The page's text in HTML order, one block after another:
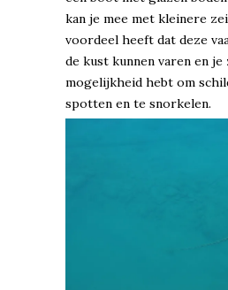
kan je mee met kleinere
voordeel heeft dat deze
de kust kunnen varen en je
mogelijkheid hebt om
spotten en te snorkelen.